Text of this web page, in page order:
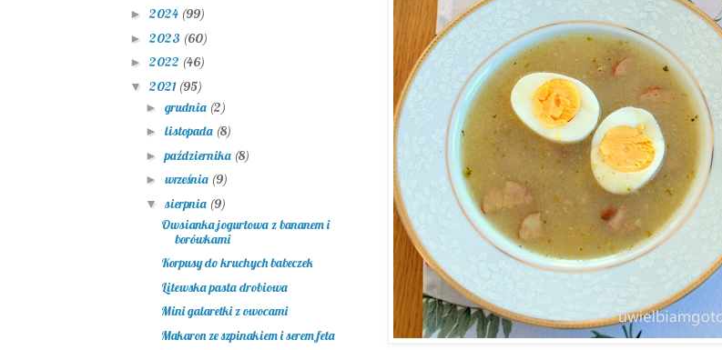
► 2024 (99)
► 2023 (60)
► 2022 (46)
▼ 2021 (95)
► grudnia (2)
► listopada (8)
►października (8)
► września (9)
▼ sierpnia (9)
Owsianka jogurtowa z bananem i
borówkami
Korpusy do kruchych babeczek
Litewska pasta drobiowa
Mini galaretki z owocami
Makaron ze szpinakiem i serem feta